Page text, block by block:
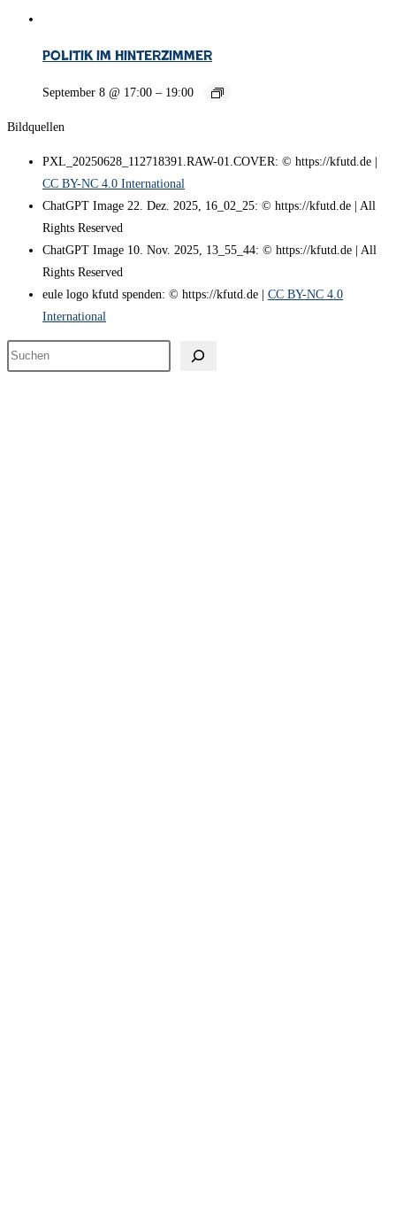
Politik im Hinterzimmer
September 8 @ 17:00 – 19:00
Bildquellen
PXL_20250628_112718391.RAW-01.COVER: © https://kfutd.de |
CC BY-NC 4.0 International
ChatGPT Image 22. Dez. 2025, 16_02_25: © https://kfutd.de | All
Rights Reserved
ChatGPT Image 10. Nov. 2025, 13_55_44: © https://kfutd.de | All
Rights Reserved
eule logo kfutd spenden: © https://kfutd.de | CC BY-NC 4.0
International
Suchen